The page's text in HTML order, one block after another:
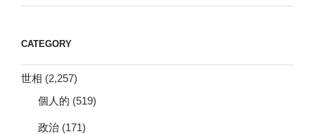
CATEGORY
世相 (2,257)
個人的 (519)
政治 (171)